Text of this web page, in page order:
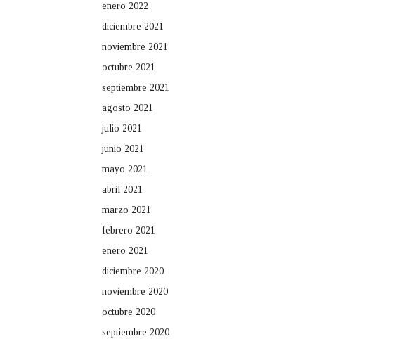
enero 2022
diciembre 2021
noviembre 2021
octubre 2021
septiembre 2021
agosto 2021
julio 2021
junio 2021
mayo 2021
abril 2021
marzo 2021
febrero 2021
enero 2021
diciembre 2020
noviembre 2020
octubre 2020
septiembre 2020